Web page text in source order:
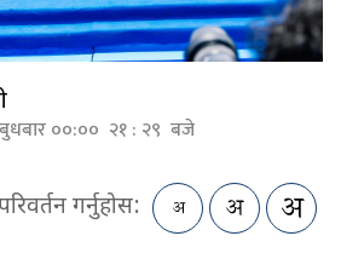
बुधबार ००:०० २१ : २९ बजे
गर्नुहोस: